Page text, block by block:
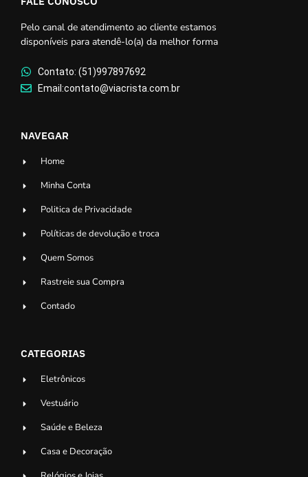
Pelo canal de atendimento ao cliente estamos
disponíveis para atendê-lo(a) da melhor forma
Contato: (51)997897692
Email:contato@viacrista.com.br
NAVEGAR
Home
Minha Conta
Politica de Privacidade
Políticas de devolução e troca
Quem Somos
Rastreie sua Compra
Contado
CATEGORIAS
Eletrônicos
Vestuário
Saúde e Beleza
Casa e Decoração